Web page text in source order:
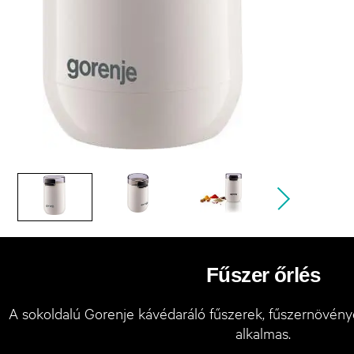
Fűszer őrlés
A sokoldalú Gorenje kávédaráló fűszerek,
alkalmas.